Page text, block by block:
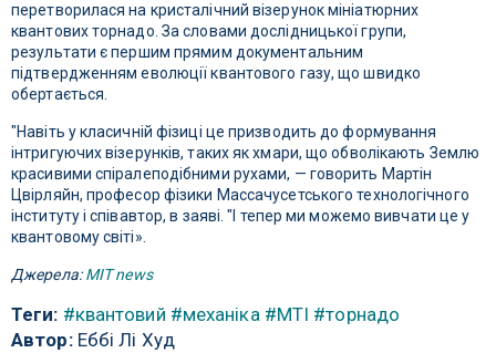
перетворилася на кристалічний візерунок мініатюрних
квантових торнадо. За словами дослідницької групи,
результати є першим прямим документальним
підтвердженням еволюції квантового газу, що швидко
обертається.
"Навіть у класичній фізиці це призводить до формування
інтригуючих візерунків, таких як хмари, що обволікають Землю
красивими спіралеподібними рухами, — говорить Мартін
Цвірляйн, професор фізики Массачусетського технологічного
інституту і співавтор, в заяві. "І тепер ми можемо вивчати це у
квантовому світі».
Джерела:MIT news
Теги: #квантовий #механіка #МТІ #торнадо
Автор:Еббі Лі Худ